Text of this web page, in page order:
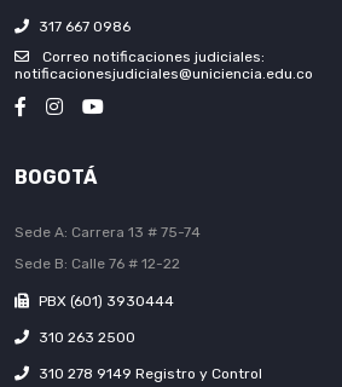
317 667 0986
Correo notificaciones judiciales:
notificacionesjudiciales@uniciencia.edu.co
BOGOTÁ
Sede A: Carrera 13 # 75-74
Sede B: Calle 76 # 12-22
PBX (601) 3930444
310 263 2500
310 278 9149 Registro y Control